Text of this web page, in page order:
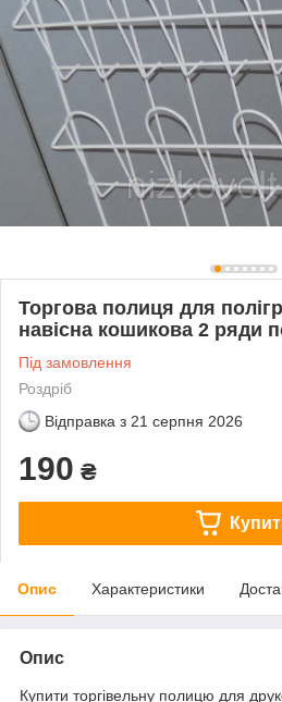
Торгова полиця для
навісна кошикова 2 ряди
Під замовлення
Роздріб
Відправка з 21 серпня 2026
190 ₴
Опис Характеристики
Опис
Купити торгівельну полицю для